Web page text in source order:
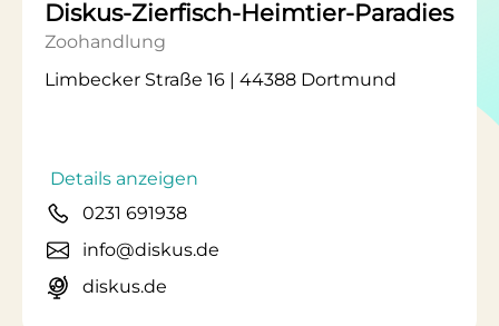
Diskus-Zierfisch-Heimtier-Paradies
Zoohandlung
Limbecker Straße 16 | 44388 Dortmund
Details anzeigen
0231 691938
info@diskus.de
diskus.de